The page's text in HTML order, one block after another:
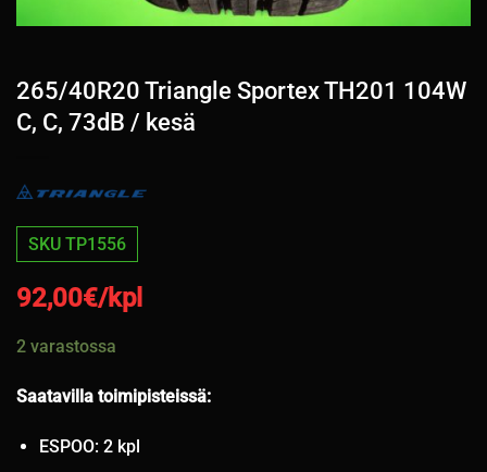
265/40R20 Triangle Sportex TH201 104W
C, C, 73dB / kesä
SKU TP1556
92,00€/kpl
2 varastossa
Saatavilla toimipisteissä:
ESPOO: 2 kpl